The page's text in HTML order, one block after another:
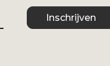
Inschrijven